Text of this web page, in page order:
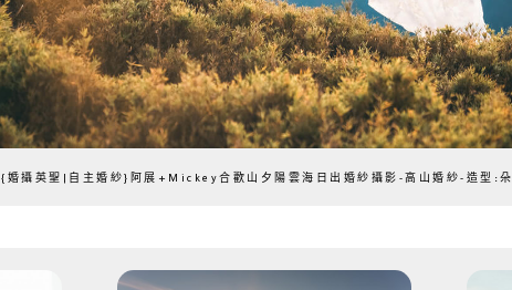
{婚攝英聖|自主婚紗}阿展+Mickey合歡山夕陽雲海日出婚紗攝影-高山婚紗-造型: